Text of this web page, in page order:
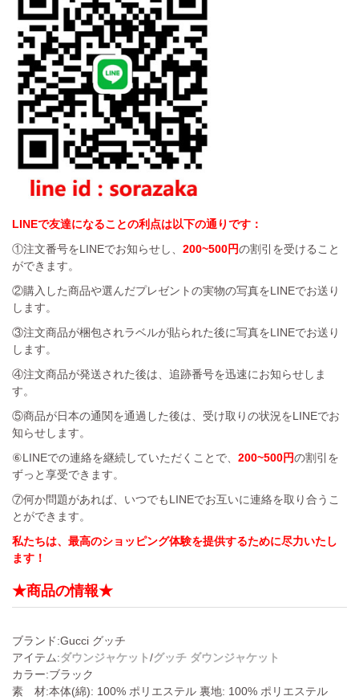
LINEで友達になることの利点は以下の通りです：
①注文番号をLINEでお知らせし、 200~500円の割引を受けること
ができます。
②購入した商品や選んだプレゼントの実物の写真をLINEでお送り
します。
③注文商品が梱包されラベルが貼られた後に写真をLINEでお送り
します。
④注文商品が発送された後は、追跡番号を迅速にお知らせしま
す。
⑤商品が日本の通関を通過した後は、受け取りの状況をLINEでお
知らせします。
⑥LINEでの連絡を継続していただくことで、 200~500円の割引を
ずっと享受できます。
⑦何か問題があれば、いつでもLINEでお互いに連絡を取り合うこ
とができます。
私たちは、最高のショッピング体験を提供するために尽力いたし
ます！
★商品の情報★
ブランド:Gucci グッチ
アイテム:ダウンジャケット /グッチ ダウンジャケット
カラー:ブラック
素 材:本体(綿): 100% ポリエステル 裏地: 100% ポリエステル